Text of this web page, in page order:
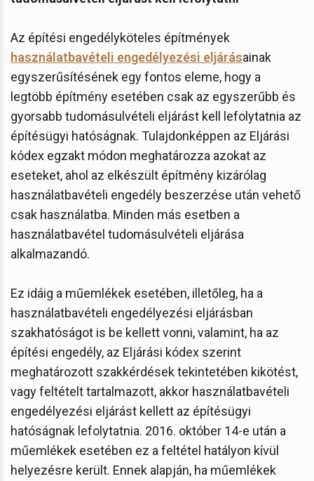
Az építési engedélyköteles építmények
használatbavételi engedélyezési eljárásainak
egyszerűsítésének egy fontos eleme, hogy a
legtöbb építmény esetében csak az egyszerűbb és
gyorsabb tudomásulvételi eljárást kell lefolytatnia az
építésügyi hatóságnak. Tulajdonképpen az Eljárási
kódex egzakt módon meghatározza azokat az
eseteket, ahol az elkészült építmény kizárólag
használatbavételi engedély beszerzése után vehető
csak használatba. Minden más esetben a
használatbavétel tudomásulvételi eljárása
alkalmazandó.
Ez idáig a műemlékek esetében, illetőleg, ha a
használatbavételi engedélyezési eljárásban
szakhatóságot is be kellett vonni, valamint, ha az
építési engedély, az Eljárási kódex szerint
meghatározott szakkérdések tekintetében kikötést,
vagy feltételt tartalmazott, akkor használatbavételi
engedélyezési eljárást kellett az építésügyi
hatóságnak lefolytatnia. 2016. október 14-e után a
műemlékek esetében ez a feltétel hatályon kívül
helyezésre került. Ennek alapján, ha műemlékek